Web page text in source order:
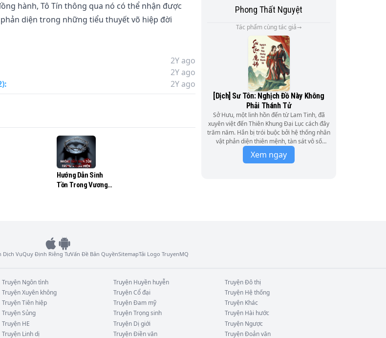
hành, Tô Tín thông qua nó có thể nhận được
diện trong những tiểu thuyết võ hiệp đời
phụ bản thân, trở thành kẻ phản diện tàn
độc ác đến phong vân biến sắc!
2Y ago
2Y ago
: 2Y ago
Hướng Dẫn Sinh
Tồn Trong Vương
Phong Thất Nguyệt
Tác phẩm cùng tác giả
[Dịch] Sư Tôn: Nghịch Đồ Này Không
Phải Thánh Tử
Sở Hưu, một linh hồn đến từ Lam Tinh, đã
xuyên việt đến Thiên Khung Đại Lục cách đây
trăm năm. Hắn bị trói buộc bởi hệ thống nhân
vật phản diện thiên mệnh, tàn sát vô số
Thánh Tử, Thánh Nữ của các thánh địa, giết
đến mức cùng thế hệ không ai địch nổi. Cuối
khát thoát khỏi sự giam cầm, phản kháng và
thanh lý môn hộ, tiêu diệt tên nghịch đồ. Nửa
năm sau, Tề Mộng Điệp bắt đầu bồn chồn:
"Sao hôm nay nghịch đồ không nhắc đến
chuyện thăng cấp tư chất nữa?" Một năm
sau: "Sao nghịch đồ còn chưa tới? Chẳng lẽ
hắn chán ghét ta già rồi?" Hai năm sau, Tề
Xem ngay
Dịch VụQuy Định Riêng TưVấn Đề Bản QuyềnSitemapTải Logo TruyenMQ
Truyện Ngôn tình Truyện Huyền huyễn TruyệnĐô thị
TruyệnXuyên không TruyệnCổ đại Truyện Hệ thống
TruyệnTiên hiệp TruyệnĐam mỹ Truyện Khác
TruyệnSủng TruyệnTrọng sinh Truyện Hài hước
Truyện HE Truyện Dị giới Truyện Ngược
Truyện Linh dị TruyệnĐiền văn TruyệnĐoản văn